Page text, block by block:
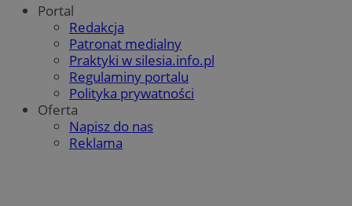
Portal
Redakcja
Patronat medialny
Praktyki w silesia.info.pl
Regulaminy portalu
Polityka prywatności
Oferta
Napisz do nas
Reklama